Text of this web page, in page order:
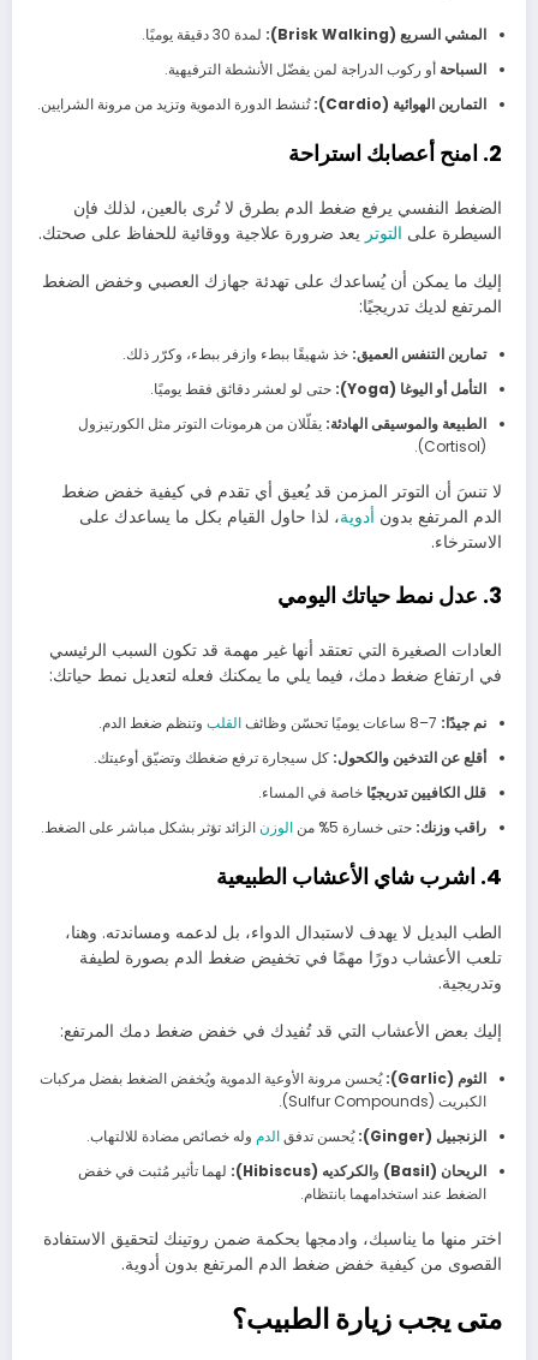
المشي السريع (Brisk Walking):
لمدة 30 دقيقة يوميًا.
السباحة أو ركوب الدراجة لمن يفضّل الأنشطة الترفيهية.
التمارين الهوائية (Cardio):
تُنشط الدورة الدموية وتزيد من مرونة الشرايين.
2. امنح أعصابك استراحة
الضغط النفسي يرفع ضغط الدم بطرق لا تُرى بالعين، لذلك فإن
السيطرة على التوتر يعد ضرورة علاجية ووقائية للحفاظ على صحتك.
إليك ما يمكن أن يُساعدك على تهدئة جهازك العصبي وخفض الضغط
المرتفع لديك تدريجيًا:
تمارين التنفس العميق: خذ شهيقًا ببطء وازفر ببطء، وكرّر ذلك.
التأمل أو اليوغا (Yoga):
حتى لو لعشر دقائق فقط يوميًا.
الطبيعة والموسيقى الهادئة: يقلّلان من هرمونات التوتر مثل الكورتيزول
(Cortisol).
لا تنسَ أن التوتر المزمن قد يُعيق أي تقدم في كيفية خفض ضغط
الدم المرتفع بدون أدوية، لذا حاول القيام بكل ما يساعدك على
الاسترخاء.
3. عدل نمط حياتك اليومي
العادات الصغيرة التي تعتقد أنها غير مهمة قد تكون السبب الرئيسي
في ارتفاع ضغط دمك، فيما يلي ما يمكنك فعله لتعديل نمط حياتك:
نم جيدًا: القلب وتنظم ضغط الدم.
أقلع عن التدخين والكحول: كل سيجارة ترفع ضغطك وتضيّق أوعيتك.
قلل الكافيين تدريجيًا خاصة في المساء.
راقب وزنك: حتى خسارة 5% من الوزنالزائد تؤثر بشكل مباشر على الضغط.
4. اشرب شاي الأعشاب الطبيعية
الطب البديل لا يهدف لاستبدال الدواء، بل لدعمه ومساندته. وهنا،
تلعب الأعشاب دورًا مهمًا في تخفيض ضغط الدم بصورة لطيفة
وتدريجية.
إليك بعض الأعشاب التي قد تُفيدك في خفض ضغط دمك المرتفع:
الثوم (Garlic):
يُحسن مرونة الأوعية الدموية ويُخفض الضغط بفضل مركبات
الكبريت (Sulfur Compounds).
الزنجبيل (Ginger):
يُحسن تدفقالدم وله خصائص مضادة للالتهاب.
الريحان (Basil)
والكركديه (Hibiscus):
لهما تأثير مُثبت في خفض
الضغط عند استخدامهما بانتظام.
اختر منها ما يناسبك، وادمجها بحكمة ضمن روتينك لتحقيق الاستفادة
القصوى من كيفية خفض ضغط الدم المرتفع بدون أدوية.
متى يجب زيارة الطبيب؟